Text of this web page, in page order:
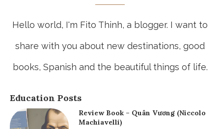
Hello world, I'm Fito Thinh, a blogger. I want to
share with you about new destinations, good
books, Spanish and the beautiful things of life.
Education Posts
Review Book – Quân Vương (Niccolo
Machiavelli)